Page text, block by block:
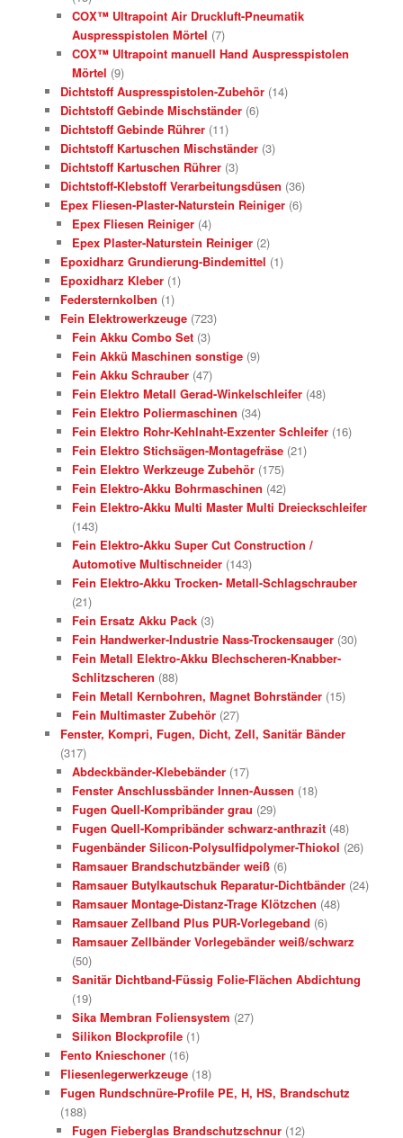
COX™ Ultrapoint Air Druckluft-Pneumatik
Auspresspistolen Mörtel (7)
COX™ Ultrapoint manuell Hand Auspresspistolen
Mörtel (9)
Dichtstoff Auspresspistolen-Zubehör (14)
Dichtstoff Gebinde Mischständer (6)
Dichtstoff Gebinde Rührer (11)
Dichtstoff Kartuschen Mischständer (3)
Dichtstoff Kartuschen Rührer (3)
Dichtstoff-Klebstoff Verarbeitungsdüsen (36)
Epex Fliesen-Plaster-Naturstein Reiniger (6)
Epex Fliesen Reiniger (4)
Epex Plaster-Naturstein Reiniger (2)
Epoxidharz Grundierung-Bindemittel (1)
Epoxidharz Kleber (1)
Federsternkolben (1)
Fein Elektrowerkzeuge (723)
Fein Akku Combo Set (3)
Fein Akkü Maschinen sonstige (9)
Fein Akku Schrauber (47)
Fein Elektro Metall Gerad-Winkelschleifer (48)
Fein Elektro Poliermaschinen (34)
Fein Elektro Rohr-Kehlnaht-Exzenter Schleifer (16)
Fein Elektro Stichsägen-Montagefräse (21)
Fein Elektro Werkzeuge Zubehör (175)
Fein Elektro-Akku Bohrmaschinen (42)
Fein Elektro-Akku Multi Master Multi Dreieckschleifer
(143)
Fein Elektro-Akku Super Cut Construction /
Automotive Multischneider (143)
Fein Elektro-Akku Trocken- Metall-Schlagschrauber
(21)
Fein Ersatz Akku Pack (3)
Fein Handwerker-Industrie Nass-Trockensauger (30)
Fein Metall Elektro-Akku Blechscheren-Knabber-
Schlitzscheren (88)
Fein Metall Kernbohren, Magnet Bohrständer (15)
Fein Multimaster Zubehör (27)
Fenster, Kompri, Fugen, Dicht, Zell, Sanitär Bänder
(317)
Abdeckbänder-Klebebänder (17)
Fenster Anschlussbänder Innen-Aussen (18)
Fugen Quell-Kompribänder grau (29)
Fugen Quell-Kompribänder schwarz-anthrazit (48)
Fugenbänder Silicon-Polysulfidpolymer-Thiokol (26)
Ramsauer Brandschutzbänder weiß (6)
Ramsauer Butylkautschuk Reparatur-Dichtbänder (24)
Ramsauer Montage-Distanz-Trage Klötzchen (48)
Ramsauer Zellband Plus PUR-Vorlegeband (6)
Ramsauer Zellbänder Vorlegebänder weiß/schwarz
(50)
Sanitär Dichtband-Füssig Folie-Flächen Abdichtung
(19)
Sika Membran Foliensystem (27)
Silikon Blockprofile (1)
Fento Knieschoner (16)
Fliesenlegerwerkzeuge (18)
Fugen Rundschnüre-Profile PE, H, HS, Brandschutz
(188)
Fugen Fieberglas Brandschutzschnur (12)